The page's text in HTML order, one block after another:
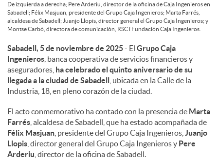
n
i
d
o
s
De izquierda a derecha; Pere Arderiu, director de la oficina de Caja Ingenieros en
Sabadell; Félix Masjuan, presidente del Grupo Caja Ingenieros; Marta Farrés,
alcaldesa de Sabadell; Juanjo Llopis, director general el Grupo Caja Ingenieros; y
Montse Carbó, directora de comunicación, RSC i Fundación Caja Ingenieros.
Sabadell, 5 de noviembre de 2025- El Grupo Caja
Ingenieros , banca cooperativa de servicios financieros y
aseguradores, ha celebrado el quinto aniversario de su
llegada a la ciudad de Sabadell , ubicada en la Calle de la
Industria, 18, en pleno corazón de la ciudad.
El acto conmemorativo ha contado con la presencia de Marta
Farrés , alcaldesa de Sabadell, que ha estado acompañada de
Félix Masjuan , presidente del Grupo Caja Ingenieros, Juanjo
Llopis , director general del Grupo Caja Ingenieros y Pere
Arderiu , director de la oficina de Sabadell.